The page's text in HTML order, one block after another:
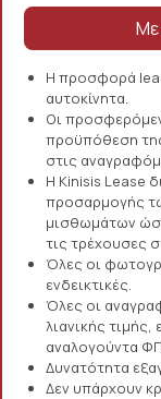
Η προσφορά
αυτοκίνητα.
Οι
προϋπόθεση
στις
Η Kinisis Lease
προσαρμογής
μισθωμάτων
τις τρέχουσες
Όλες οι
ενδεικτικές.
Όλες οι
λιανικής τιμής,
αναλογούντα
Δυνατότητα
Δεν υπάρχουν